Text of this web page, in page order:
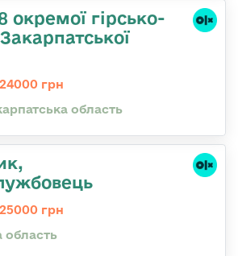
окремої гірсько-
грн
область
грн
область